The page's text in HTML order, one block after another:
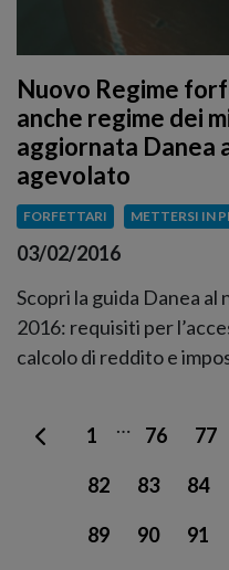
Nuovo Regime
anche regime dei
aggiornata Danea
agevolato
FORFETTARI METTERSI IN
03/02/2016
Scopri la guida Danea
2016: requisiti per
calcolo di reddito e
1 … 76 77
82 83 84
89 90 91